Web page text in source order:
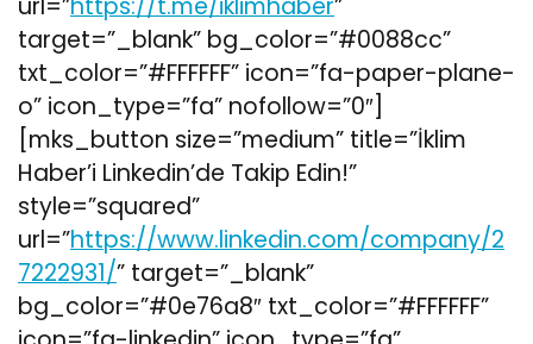
target=”_blank” bg_color=”#0088cc”
txt_color=”#FFFFFF” icon=”fa-paper-plane-
o” icon_type=”fa” nofollow=”0″]
[mks_button size=”medium” title=”İklim
Haber’i Linkedin’de Takip Edin!”
style=”squared”
url=”https://www.linkedin.com/company/2
7222931/” target=”_blank”
bg_color=”#0e76a8″ txt_color=”#FFFFFF”